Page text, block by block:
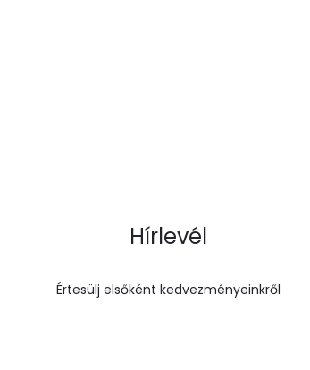
Hírlevél
Értesülj elsőként kedvezményeinkről